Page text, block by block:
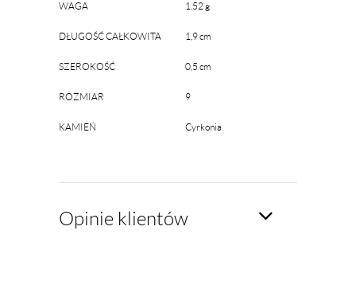
WAGA 1.52 g
DŁUGOŚĆ CAŁKOWITA 1,9 cm
SZEROKOŚĆ 0,5 cm
ROZMIAR 9
KAMIEŃ Cyrkonia
Opinie klientów